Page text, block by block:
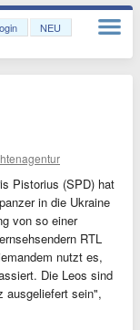
NEU
Pistorius (SPD) hat
in die Ukraine
von so einer
RTL
nutzt es,
Die Leos sind
ausgeliefert sein",